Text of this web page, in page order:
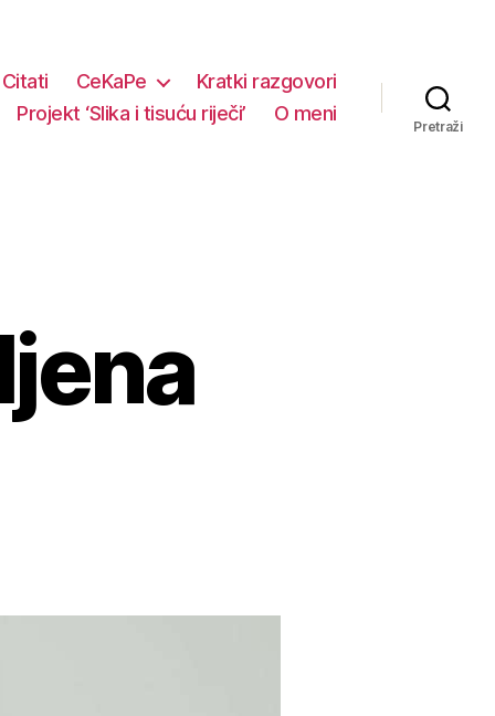
Citati CeKaPe
Kratki razgovori
Projekt ‘Slika i tisuću riječi’
O meni
Pretraži